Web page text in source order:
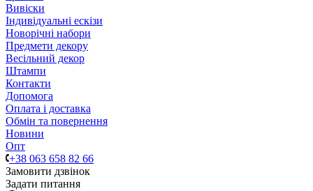
Вивіски
Індивідуальні ескізи
Новорічні набори
Предмети декору
Весільний декор
Штампи
Контакти
Допомога
Оплата і доставка
Обмін та повернення
Новини
Опт
+38 063 658 82 66
Замовити дзвінок
Задати питання